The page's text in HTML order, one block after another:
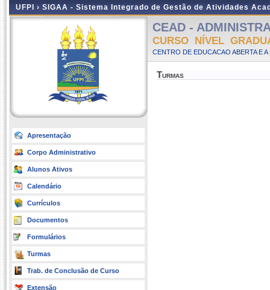
UFPI › SIGAA - Sistema Integrado de Gestão de Atividades
Apresentação
Corpo Administrativo
Alunos Ativos
Calendário
Currículos
Documentos
Formulários
Turmas
Trab. de Conclusão de Curso
Extensão
CEAD -
CURSO NÍVEL
CENTRO DE EDUCACAO ABERTA E
Turmas